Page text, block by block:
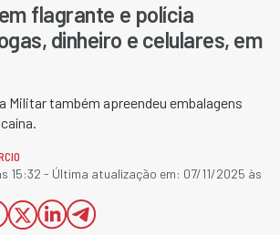
flagrante e polícia
dinheiro e celulares, em
Militar também apreendeu embalagens
15:32 - Última atualização em: 07/11/2025 às